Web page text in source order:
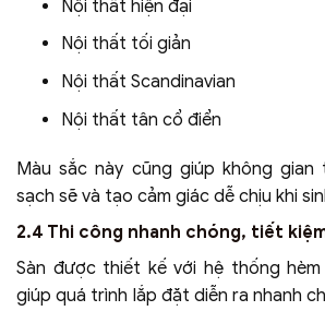
Nội thất hiện đại
Nội thất tối giản
Nội thất Scandinavian
Nội thất tân cổ điển
Màu sắc này cũng giúp không gian
sạch sẽ và tạo cảm giác dễ chịu khi
2.4 Thi công nhanh chóng, tiết
Sàn được thiết kế với hệ thống
giúp quá trình lắp đặt diễn ra nhanh